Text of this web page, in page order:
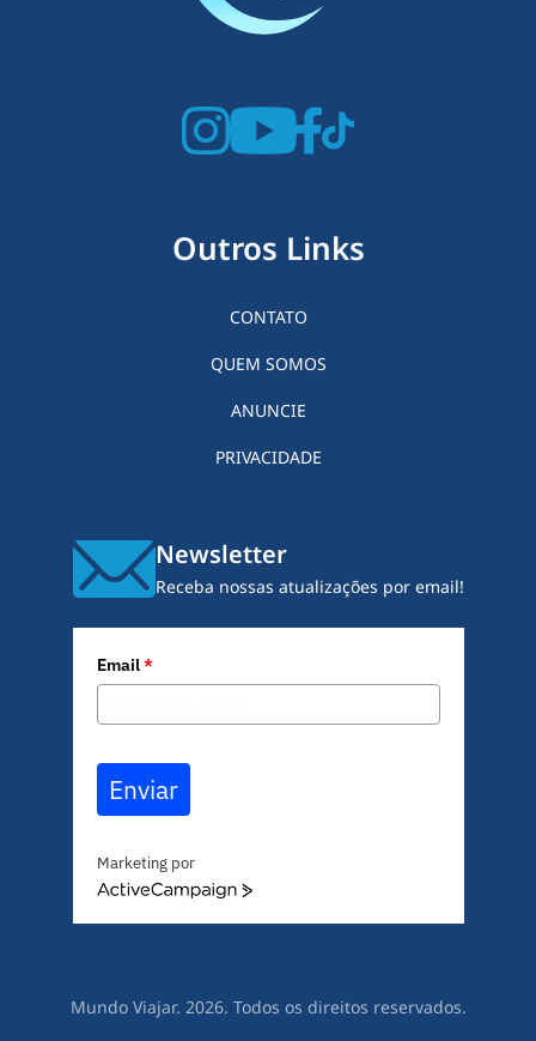
Outros Links
CONTATO
QUEM SOMOS
ANUNCIE
PRIVACIDADE
Newsletter
Receba nossas atualizações por email!
Email*
Enviar
Marketing por
A
e
Mundo Viajar. 2026. Todos os direitos reservados.